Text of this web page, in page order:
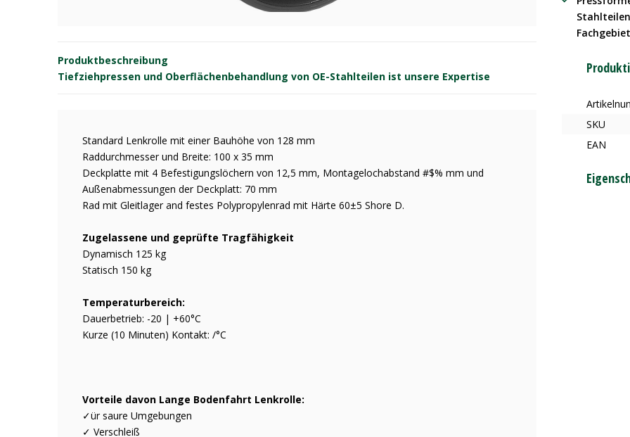
Produktbeschreibung
Tiefziehpressen und Oberflächenbehandlung von OE-Stahlteilen ist unsere Expertise
Standard Lenkrolle mit einer Bauhöhe von 128 mm
Raddurchmesser und Breite: 100 x 35 mm
Deckplatte mit 4 Befestigungslöchern von 12,5 mm, Montagelochabstand #$% mm und
Außenabmessungen der Deckplatt: 70 mm
Rad mit Gleitlager and festes Polypropylenrad mit Härte 60±5 Shore D.
Zugelassene und geprüfte Tragfähigkeit
Dynamisch 125 kg
Statisch 150 kg
Temperaturbereich:
Dauerbetrieb: -20 | +60°C
Kurze (10 Minuten) Kontakt: /°C
Vorteile davon Lange Bodenfahrt Lenkrolle:
✓ür saure Umgebungen
✓ Verschleiß
Fachgebiet
SKU
EAN